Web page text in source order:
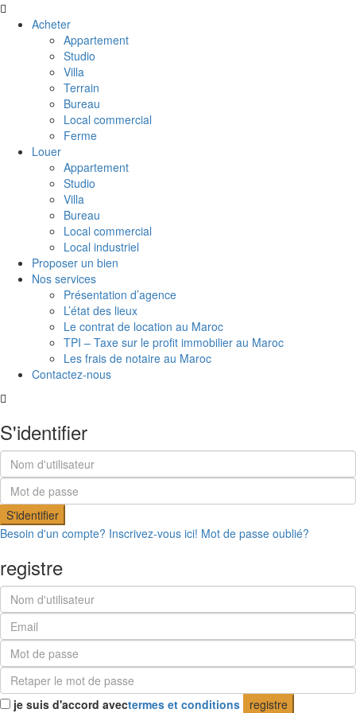
Acheter
Appartement
Studio
Villa
Terrain
Bureau
Local commercial
Ferme
Louer
Appartement
Studio
Villa
Bureau
Local commercial
Local industriel
Proposer un bien
Nos services
Présentation d’agence
L’état des lieux
Le contrat de location au Maroc
TPI – Taxe sur le profit immobilier au Maroc
Les frais de notaire au Maroc
Contactez-nous
S'identifier
S'identifier
Besoin d'un compte? Inscrivez-vous ici! Mot de passe oublié?
registre
je suis d'accord avectermes et conditions
registre